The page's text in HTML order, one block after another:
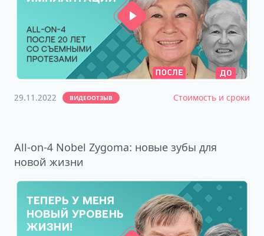
29.11.2022 ВИДЕООТЗЫВ Стоимость и сроки
All-on-4 Nobel Zygoma: новые зубы для
новой жизни